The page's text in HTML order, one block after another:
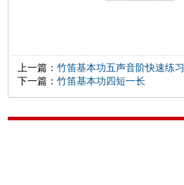
上一篇： 竹笛基本功五声音阶快速练习
下一篇： 竹笛基本功四短一长